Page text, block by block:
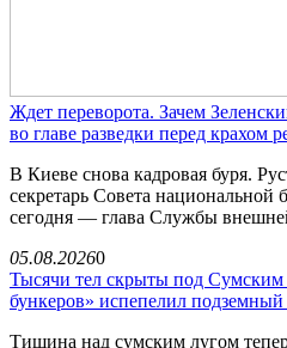
Ждет переворота. Зачем
во главе разведки перед крахом
В Киеве снова кадровая буря.
секретарь Совета национальной
сегодня — глава Службы
05.08.20260
Тысячи тел скрыты под
бункеров» испепелил
Тишина над сумским лугом